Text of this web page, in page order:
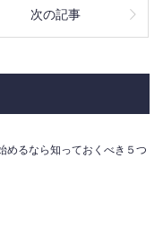
次の記事
めるなら知っておくべき５つ